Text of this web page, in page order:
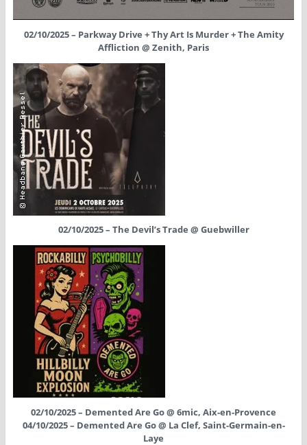
02/10/2025 – Parkway Drive + Thy Art Is Murder + The Amity
Affliction @ Zenith, Paris
02/10/2025 – The Devil’s Trade @ Guebwiller
02/10/2025 – Demented Are Go @ 6mic, Aix-en-Provence
04/10/2025 – Demented Are Go @ La Clef, Saint-Germain-en-
Laye